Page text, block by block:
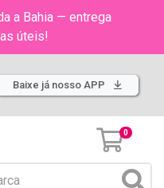
a Bahia — entrega
úteis!
Baixe já nosso APP
0